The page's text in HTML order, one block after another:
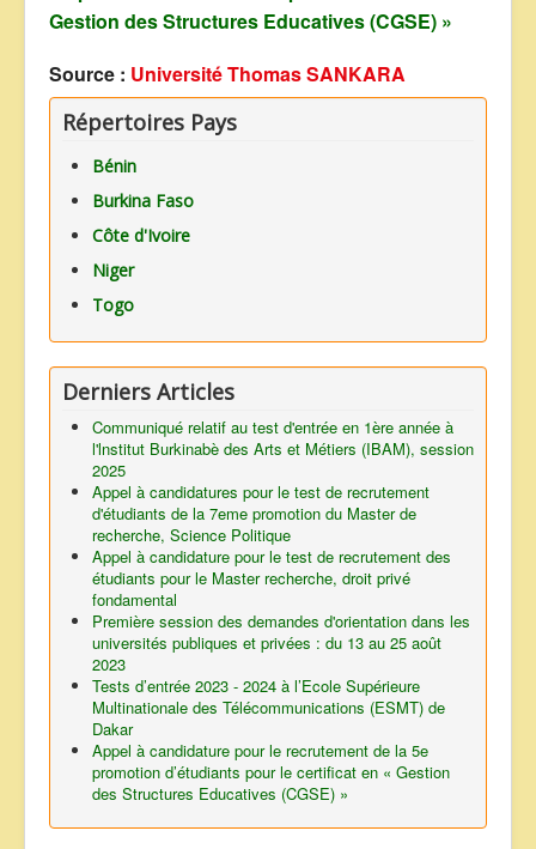
Gestion des Structures Educatives (CGSE) »
Source : Université Thomas SANKARA
Répertoires Pays
Bénin
Burkina Faso
Côte d'Ivoire
Niger
Togo
Derniers Articles
Communiqué relatif au test d'entrée en 1ère année à
l'lnstitut Burkinabè des Arts et Métiers (IBAM), session
2025
Appel à candidatures pour le test de recrutement
d'étudiants de la 7eme promotion du Master de
recherche, Science Politique
Appel à candidature pour le test de recrutement des
étudiants pour le Master recherche, droit privé
fondamental
Première session des demandes d'orientation dans les
universités publiques et privées : du 13 au 25 août
2023
Tests d’entrée 2023 - 2024 à l’Ecole Supérieure
Multinationale des Télécommunications (ESMT) de
Dakar
Appel à candidature pour le recrutement de la 5e
promotion d’étudiants pour le certificat en « Gestion
des Structures Educatives (CGSE) »